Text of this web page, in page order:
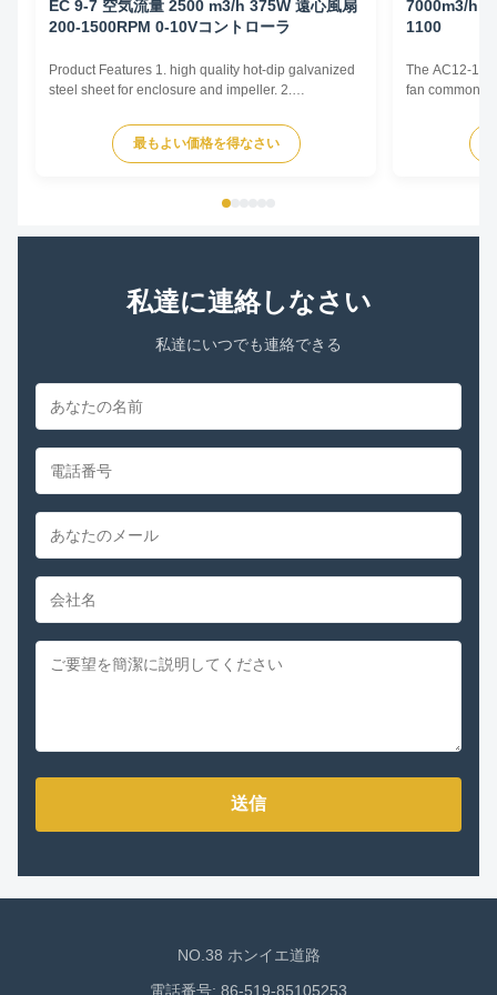
EC 9-7 空気流量 2500 m3/h 375W 遠心風扇
200-1500RPM 0-10Vコントローラ
Product Features 1. high quality hot-dip galvanized
steel sheet for enclosure and impeller. 2.
small vibration. Main advantages 1. Experience and
good service. We professionally produce fan motors
最もよい価格を得なさい
7000m3/h
1100
The AC12-12
fan commonly
and various
by
私達に連絡しなさい
私達にいつでも連絡できる
送信
NO.38 ホンイエ道路
電話番号: 86-519-85105253